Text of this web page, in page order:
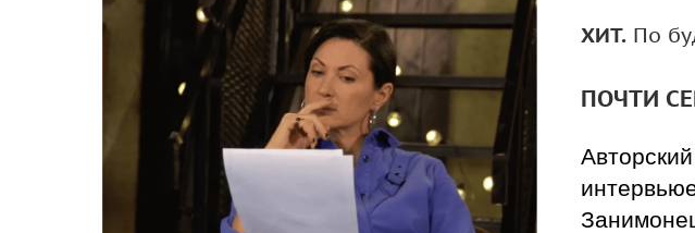
ХИТ. По
ПОЧТИ